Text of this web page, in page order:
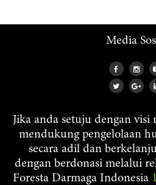
Media
Jika anda setuju dengan
mendukung pengelolaan
secara adil dan
dengan berdonasi melalui
Foresta Darmaga Indonesia